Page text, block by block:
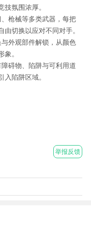
技氛围浓厚。
枪械等多类武器，每把
切换以应对不同对手。
外观部件解锁，从颜色
象。
碍物、陷阱与可利用道
入陷阱区域。
举报反馈